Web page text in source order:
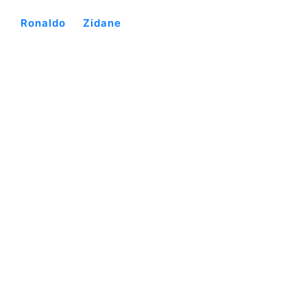
Ronaldo Zidane